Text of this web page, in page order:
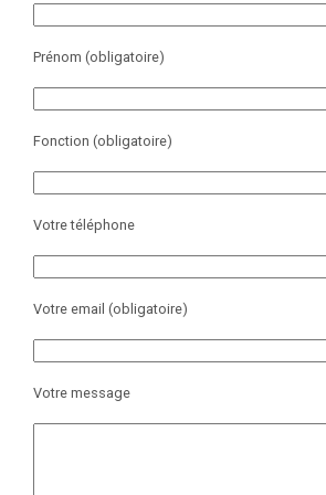
Prénom (obligatoire)
Fonction (obligatoire)
Votre téléphone
Votre email (obligatoire)
Votre message